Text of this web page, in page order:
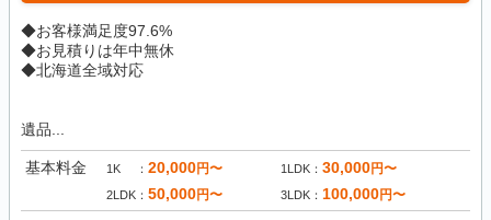
◆お客様満足度97.6%
◆お見積りは年中無休
◆北海道全域対応
遺品...
基本料金 1K 20,000円〜 1LDK 30,000円〜
2LDK 50,000円〜 3LDK 100,000円〜